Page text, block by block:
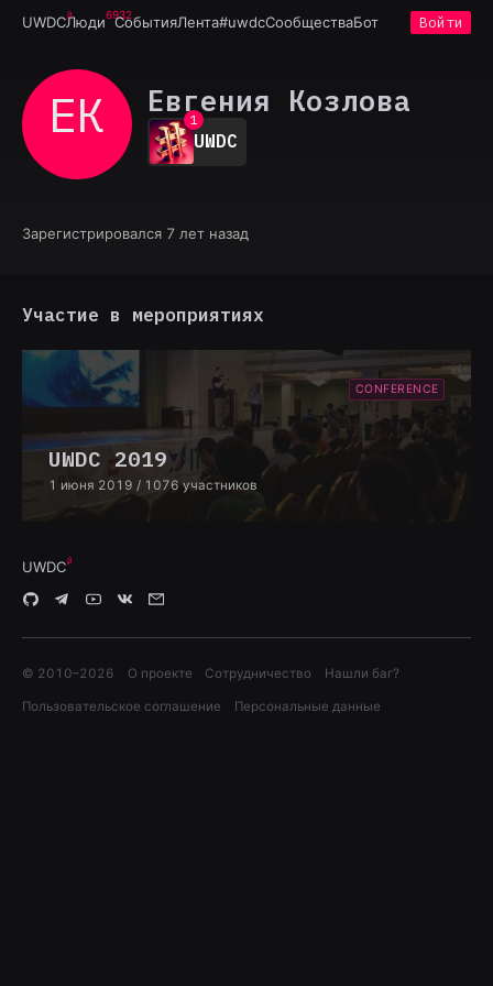
UWDCЛюди6932
СобытияЛента#uwdcСообществаБот Войти
ЕК Евгения Козлова
0
1
2
3
6
UWDC
Зарегистрировался 7 лет назад
Участие в мероприятиях
CONFERENCE
UWDC 2019
1 июня 2019 / 1076 участников
UWDC
© 2010–2026 О проекте Сотрудничество Нашли баг?
Пользовательское соглашение Персональные данные